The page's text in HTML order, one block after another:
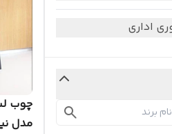
اداری
چوب
مدل